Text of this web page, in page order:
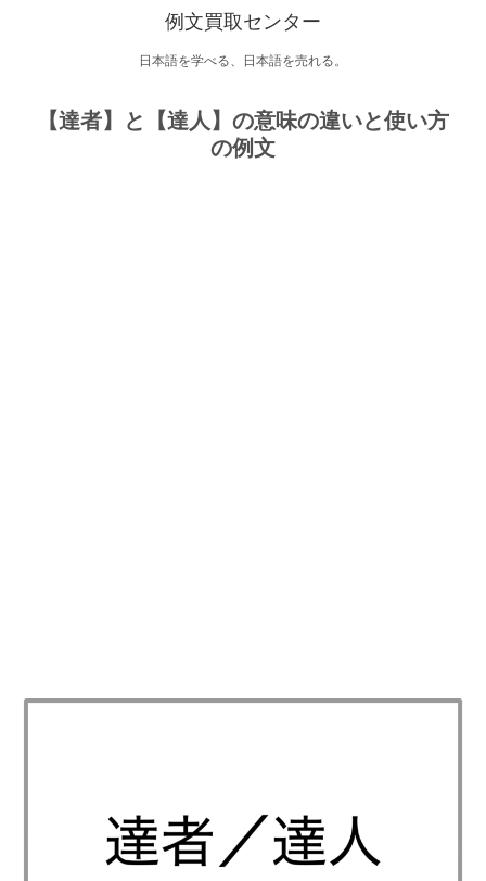
例文買取センター
日本語を学べる、日本語を売れる。
【達者】と【達人】の意味の違いと使い方
の例文